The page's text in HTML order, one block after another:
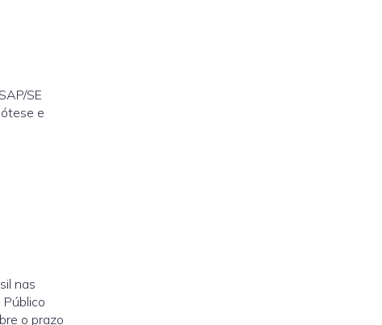
SE
e
nas
o prazo